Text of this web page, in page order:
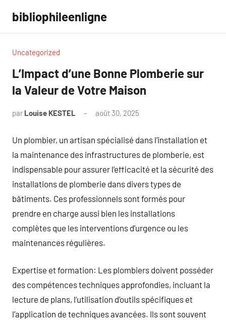
contenu
bibliophileenligne
Uncategorized
L’Impact d’une Bonne Plomberie sur
la Valeur de Votre Maison
par Louise KESTEL août 30, 2025
Un plombier, un artisan spécialisé dans l’installation et
la maintenance des infrastructures de plomberie, est
indispensable pour assurer l’efficacité et la sécurité des
installations de plomberie dans divers types de
bâtiments. Ces professionnels sont formés pour
prendre en charge aussi bien les installations
complètes que les interventions d’urgence ou les
maintenances régulières.
Expertise et formation: Les plombiers doivent posséder
des compétences techniques approfondies, incluant la
lecture de plans, l’utilisation d’outils spécifiques et
l’application de techniques avancées. Ils sont souvent